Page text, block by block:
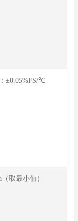
±0.05%FS/℃
取最小值）